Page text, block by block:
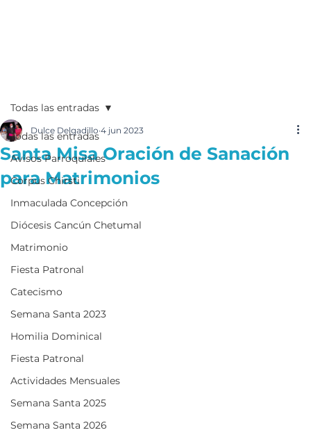
Todas las entradas
Avisos Parroquiales
Corpus Chirsti
Inmaculada Concepción
Diócesis Cancún Chetumal
Matrimonio
Fiesta Patronal
Catecismo
Semana Santa 2023
Homilia Dominical
Fiesta Patronal
Actividades Mensuales
Semana Santa 2025
Semana Santa 2026
Todas las entradas
Santa Misa Oración de Sanación
para Matrimonios
Dulce Delgadillo 4 jun 2023